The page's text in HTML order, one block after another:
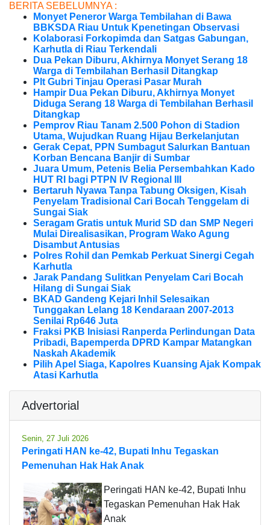
BERITA SEBELUMNYA :
Monyet Peneror Warga Tembilahan di Bawa
BBKSDA Riau Untuk Kpenetingan Observasi
Kolaborasi Forkopimda dan Satgas Gabungan,
Karhutla di Riau Terkendali
Dua Pekan Diburu, Akhirnya Monyet Serang 18
Warga di Tembilahan Berhasil Ditangkap
Plt Gubri Tinjau Operasi Pasar Murah
Hampir Dua Pekan Diburu, Akhirnya Monyet
Diduga Serang 18 Warga di Tembilahan Berhasil
Ditangkap
Pemprov Riau Tanam 2.500 Pohon di Stadion
Utama, Wujudkan Ruang Hijau Berkelanjutan
Gerak Cepat, PPN Sumbagut Salurkan Bantuan
Korban Bencana Banjir di Sumbar
Juara Umum, Petenis Belia Persembahkan Kado
HUT RI bagi PTPN IV Regional III
Bertaruh Nyawa Tanpa Tabung Oksigen, Kisah
Penyelam Tradisional Cari Bocah Tenggelam di
Sungai Siak
Seragam Gratis untuk Murid SD dan SMP Negeri
Mulai Direalisasikan, Program Wako Agung
Disambut Antusias
Polres Rohil dan Pemkab Perkuat Sinergi Cegah
Karhutla
Jarak Pandang Sulitkan Penyelam Cari Bocah
Hilang di Sungai Siak
BKAD Gandeng Kejari Inhil Selesaikan
Tunggakan Lelang 18 Kendaraan 2007-2013
Senilai Rp646 Juta
Fraksi PKB Inisiasi Ranperda Perlindungan Data
Pribadi, Bapemperda DPRD Kampar Matangkan
Naskah Akademik
Pilih Apel Siaga, Kapolres Kuansing Ajak Kompak
Atasi Karhutla
Advertorial
Senin, 27 Juli 2026
Peringati HAN ke-42, Bupati Inhu Tegaskan
Pemenuhan Hak Hak Anak
Peringati HAN ke-42, Bupati Inhu
Tegaskan Pemenuhan Hak Hak
Anak